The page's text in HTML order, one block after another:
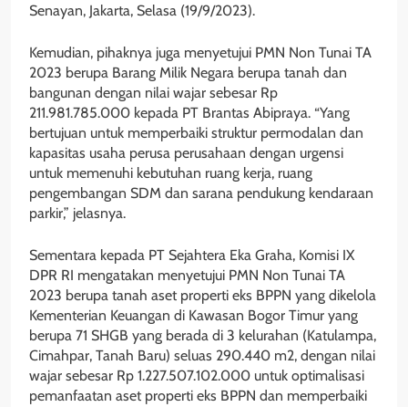
Senayan, Jakarta, Selasa (19/9/2023).
Kemudian, pihaknya juga menyetujui PMN Non Tunai TA
2023 berupa Barang Milik Negara berupa tanah dan
bangunan dengan nilai wajar sebesar Rp
211.981.785.000 kepada PT Brantas Abipraya. “Yang
bertujuan untuk memperbaiki struktur permodalan dan
kapasitas usaha perusa perusahaan dengan urgensi
untuk memenuhi kebutuhan ruang kerja, ruang
pengembangan SDM dan sarana pendukung kendaraan
parkir,” jelasnya.
Sementara kepada PT Sejahtera Eka Graha, Komisi IX
DPR RI mengatakan menyetujui PMN Non Tunai TA
2023 berupa tanah aset properti eks BPPN yang dikelola
Kementerian Keuangan di Kawasan Bogor Timur yang
berupa 71 SHGB yang berada di 3 kelurahan (Katulampa,
Cimahpar, Tanah Baru) seluas 290.440 m2, dengan nilai
wajar sebesar Rp 1.227.507.102.000 untuk optimalisasi
pemanfaatan aset properti eks BPPN dan memperbaiki